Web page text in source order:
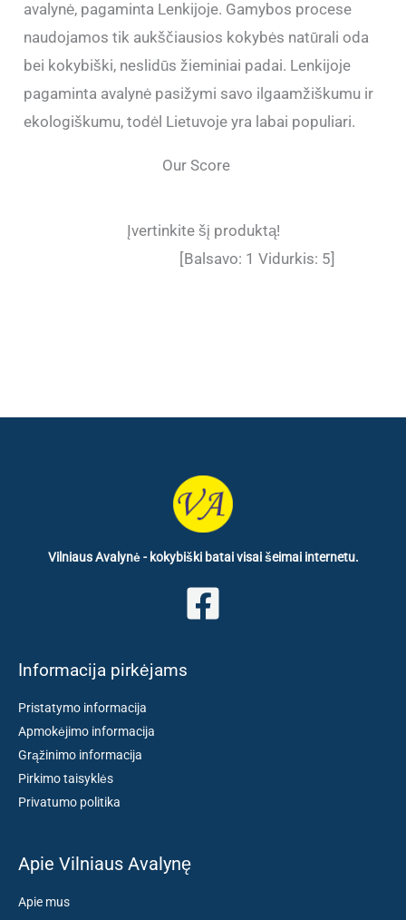
avalynė, pagaminta Lenkijoje. Gamybos procese
naudojamos tik aukščiausios kokybės natūrali oda
bei kokybiški, neslidūs žieminiai padai. Lenkijoje
pagaminta avalynė pasižymi savo ilgaamžiškumu ir
ekologiškumu, todėl Lietuvoje yra labai populiari.
Our Score
Įvertinkite šį produktą!
[Balsavo: 1 Vidurkis: 5]
Vilniaus Avalynė - kokybiški batai visai šeimai internetu.
Informacija pirkėjams
Pristatymo informacija
Apmokėjimo informacija
Grąžinimo informacija
Pirkimo taisyklės
Privatumo politika
Apie Vilniaus Avalynę
Apie mus